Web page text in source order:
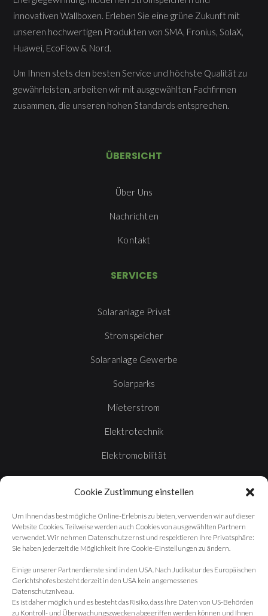
Cookie Zustimmung einstellen
Um Ihnen das bestmögliche Online-Erlebnis zu bieten, verwenden wir auf dieser
Website Cookies. Teilweise werden auch Cookies von ausgewählten Partnern
verwendet. Wir nehmen Datenschutz ernst und respektieren Ihre Privatsphäre:
Sie haben jederzeit die Möglichkeit Ihre Cookie-Einstellungen zu ändern.
Einige unserer Partnerdienste sind in den USA. Nach Judikatur des Europäischen
Gerichtshofes besteht derzeit in den USA kein angemessenes
Datenschutzniveau.
Es ist daher möglich und es besteht das Risiko, dass Ihre Daten von US-Behörden
zu Kontroll- und Überwachungszwecken abgegriffen werden können und Ihnen
innovativen Wallboxen. Erleben Sie eine grüne Zukunft mit
unseren hochwertigen Produkten von SMA, Fronius, SolaX,
Huawei, EcoFlow & Nord.
Um Ihnen stets den besten Service und höchste Qualität zu
gewährleisten, arbeiten wir mit ausgewählten Fachfirmen
zusammen, die unseren hohen Standards entsprechen.
ÜBERSICHT
Über Uns
Nachrichten
Kontakt
SERVICES
Solaranlage Privat
Stromspeicher
Solaranlage Gewerbe
Solarparks
Mieterstrom
Elektrotechnik
Elektromobilität
Wallboxen
ADRESSE
Hemmer 28
48317 Drensteinfurt
Münsterland
Deutschland